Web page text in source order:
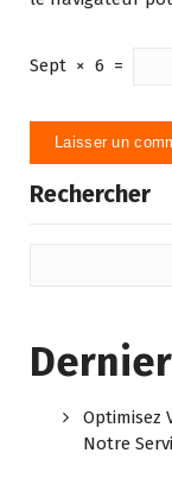
Sept × 6 =
Rechercher
Optimisez
Notre